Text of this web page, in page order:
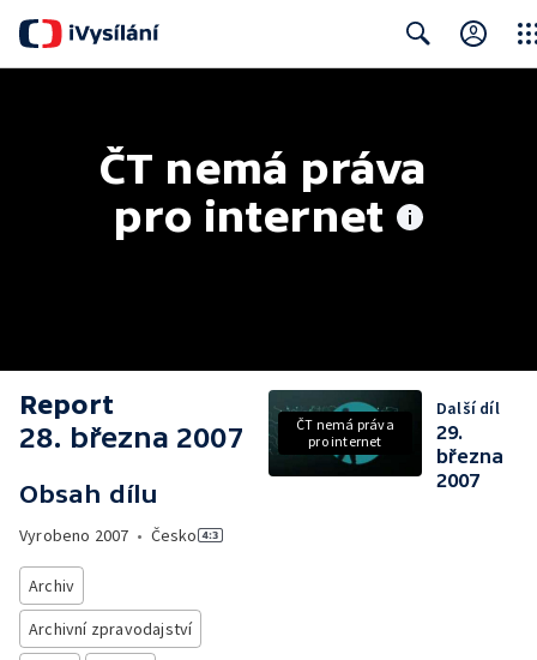
ČT nemá práva
pro internet
Report
28. března 2007
Obsah dílu
Vyrobeno 2007 • Česko
Archiv
Archivní zpravodajství
ČT nemá práva
pro internet
Další díl
29.
března
2007